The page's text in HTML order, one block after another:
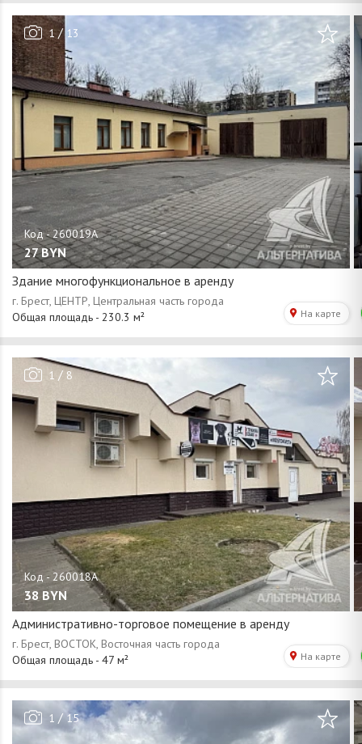
1/ 13
27 BYN
Здание многофункциональное в аренду
1 / 8
38 BYN
Административно-торговое помещение в аренду
1 /15